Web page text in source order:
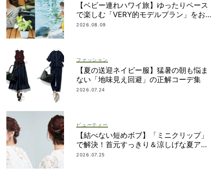
【ベビー連れハワイ旅】ゆったりペース
で楽しむ「VERY的モデルプラン」をお届
け！
2026.08.09
ファッション
【夏の送迎ネイビー服】猛暑の朝も悩ま
ない「地味見え回避」の正解コーデ集
2026.07.24
ビューティー
【結べない短めボブ】「ミニクリップ」
で解決！首元すっきり＆涼しげな夏アレ
ンジ
2026.07.25